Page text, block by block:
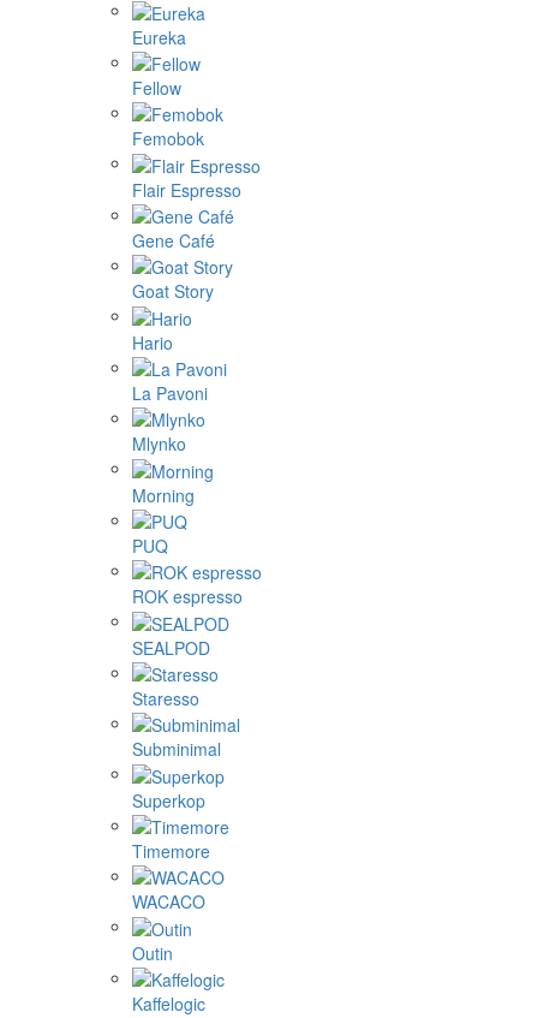
Eureka
Fellow
Femobok
Flair Espresso
Gene Café
Goat Story
Hario
La Pavoni
Mlynko
Morning
PUQ
ROK espresso
SEALPOD
Staresso
Subminimal
Superkop
Timemore
WACACO
Outin
Kaffelogic